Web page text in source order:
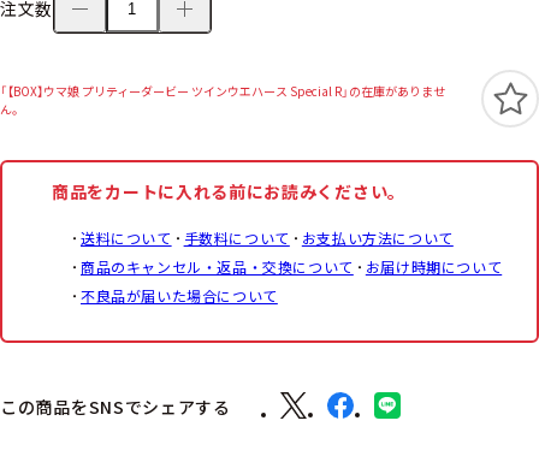
注文数
「【BOX】ウマ娘 プリティーダービー ツインウエハース Special R」の在庫がありませ
ん。
商品をカートに入れる前にお読みください。
送料について 手数料について
お支払い方法について
商品のキャンセル・返品・交換について
お届け時期について
不良品が届いた場合について
この商品をSNSでシェアする